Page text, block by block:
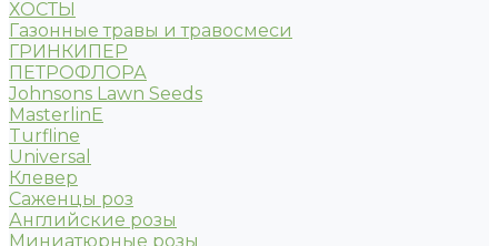
ХОСТЫ
Газонные травы и травосмеси
ГРИНКИПЕР
ПЕТРОФЛОРА
Johnsons Lawn Seeds
MasterlinE
Turfline
Universal
Клевер
Саженцы роз
Английские розы
Миниатюрные розы